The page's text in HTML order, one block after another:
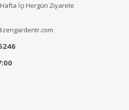
Hafta İçi Hergün Ziyarete